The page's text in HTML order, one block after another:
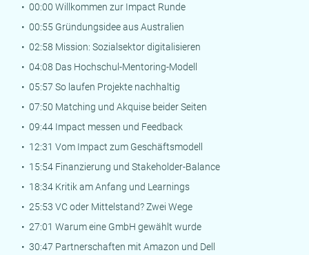
• 00:00 Willkommen zur Impact Runde
• 00:55 Gründungsidee aus Australien
• 02:58 Mission: Sozialsektor digitalisieren
• 04:08 Das Hochschul-Mentoring-Modell
• 05:57 So laufen Projekte nachhaltig
• 07:50 Matching und Akquise beider Seiten
• 09:44 Impact messen und Feedback
• 12:31 Vom Impact zum Geschäftsmodell
• 15:54 Finanzierung und Stakeholder-Balance
• 18:34 Kritik am Anfang und Learnings
• 25:53 VC oder Mittelstand? Zwei Wege
• 27:01 Warum eine GmbH gewählt wurde
• 30:47 Partnerschaften mit Amazon und Dell